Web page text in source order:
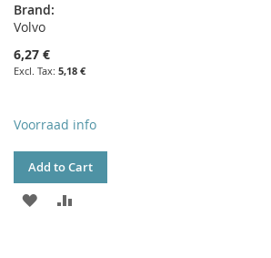
Brand:
Volvo
6,27 €
5,18 €
Voorraad info
Add to Cart
ADD